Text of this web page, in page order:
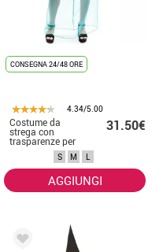
CONSEGNA 24/48 ORE
4.34/5.00
Costume da
strega con
trasparenze per
donna
31.50€
S M L
AGGIUNGI